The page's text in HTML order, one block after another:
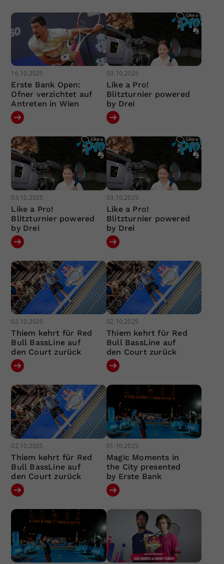
16.10.2025
Erste Bank Open:
Ofner verzichtet auf
Antreten in Wien
03.10.2025
Like a Pro!
Blitzturnier powered
by Drei
03.10.2025
Like a Pro!
Blitzturnier powered
by Drei
03.10.2025
Like a Pro!
Blitzturnier powered
by Drei
02.10.2025
Thiem kehrt für Red
Bull BassLine auf
den Court zurück
02.10.2025
Thiem kehrt für Red
Bull BassLine auf
den Court zurück
02.10.2025
Thiem kehrt für Red
Bull BassLine auf
den Court zurück
01.10.2025
Magic Moments in
the City presented
by Erste Bank